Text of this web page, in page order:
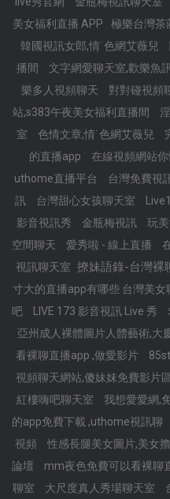
美女福利直播 APP
極樂台灣茶
韓國視訊女郎,情˙色網艾薇兒
播間
文字網愛聊天室,歡樂魚
樂多人視頻聊天
對對碰視頻
站,s383午夜美女福利直播間
室
色情文章,情˙色網艾薇兒
的直播app
在線視頻網站
uthome直播平台
台灣免費視
訊
台灣甜心女孩聊天室
影音視訊秀
金瓶梅視訊 玩
空間聊天
愛秀啦 - 線上直播
視訊聊天室 撩妹語錄-台灣裸
寸大的直播app有哪些 台灣美女
吧
LIVE 173 影音視訊 Live 秀
亞州成人裸體圖片人體藝術,大
看裸聊直播app ,做愛影片
視頻聊天網站,傻妹妺免費影片
紅樓嗨吧聊天室
我想愛愛網,
的app免費下載 ,uthome視訊聊
視頻
性感長腿美女圖片,美女
論壇
mm夜色免費可以看裸聊
聊室
大尺度真人秀場聊天室